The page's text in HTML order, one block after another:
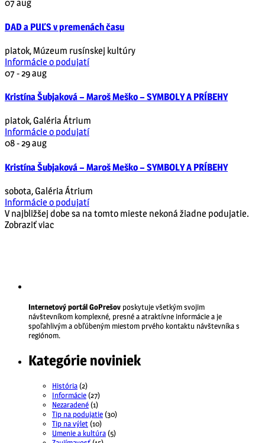
07 aug
DAD a PUĽS v premenách času
piatok, Múzeum rusínskej kultúry
Informácie o podujatí
07 - 29aug
Kristína Šubjaková – Maroš Meško – SYMBOLY A PRÍBEHY
piatok,Galéria Átrium
Informácie o podujatí
08 - 29aug
Kristína Šubjaková – Maroš Meško – SYMBOLY A PRÍBEHY
sobota,Galéria Átrium
Informácie o podujatí
V najbližšej dobe sa na tomto mieste nekoná žiadne podujatie.
Zobraziť viac
Internetový portál GoPrešov poskytuje všetkým svojim
návštevníkom komplexné, presné a atraktívne informácie a je
spoľahlivým a obľúbeným miestom prvého kontaktu návštevníka s
regiónom.
Kategórie noviniek
História(2)
Informácie(27)
Nezaradené(1)
Tip na podujatie(30)
Tip na výlet(10)
Umenie a kultúra(5)